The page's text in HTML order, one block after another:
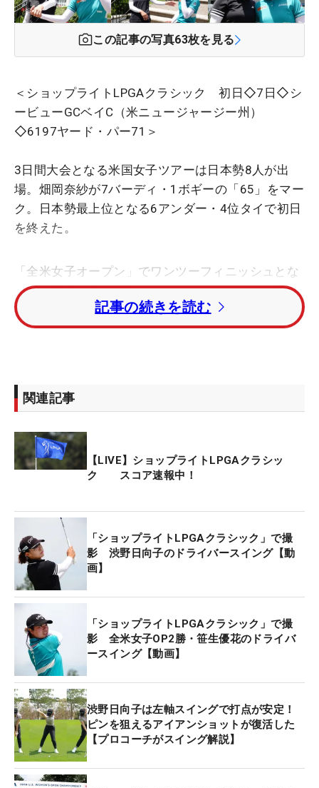
この記事の写真63枚を見る
＜ショップライトLPGAクラシック 初日◇7日◇シ
ービューGCベイC（米ニュージャージー州）
◇6197ヤード・パー71＞
3日間大会となる米国女子ツアーは日本勢8人が出
場。畑岡奈紗が7バーディ・1ボギーの「65」をマー
ク。日本勢最上位となる6アンダー・4位タイで初日
を終えた。
「全米女子オープン」でワンツーフィニッシュとな
った、笹生優花と渋野日向子が同組という粋な計ら
いもあった中、渋野は5バーディ・ノーボギーの
「66」をマークし11位タイ、笹生は2アンダー・51
そのほか、古江彩佳、西村優菜、西郷真央が4アン
ダー・17位タイ、勝みなみ、吉田優利が1オーバ
タイのアルピチャヤ・ユボルで1イーグル・8バーデ
ィの10アンダー、「61」をマークし単独首位。2打
（それぞれ韓国）が続いた。
記事の続きを読む
関連記事
【LIVE】ショップライトLPGAクラシッ
ク スコア速報中！
「ショップライトLPGAクラシック」で撮
影 渋野日向子のドライバースイング【動
画】
「ショップライトLPGAクラシック」で撮
影 全米女子OP2勝・笹生優花のドライバ
ースイング【動画】
渋野日向子は左軸スイングで打点が安定！
ピンを狙えるアイアンショットが復活した
【プロコーチがスイング解説】